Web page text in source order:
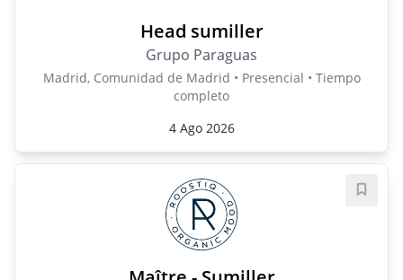
Head sumiller
Grupo Paraguas
Madrid, Comunidad de Madrid • Presencial • Tiempo
completo
4 Ago 2026